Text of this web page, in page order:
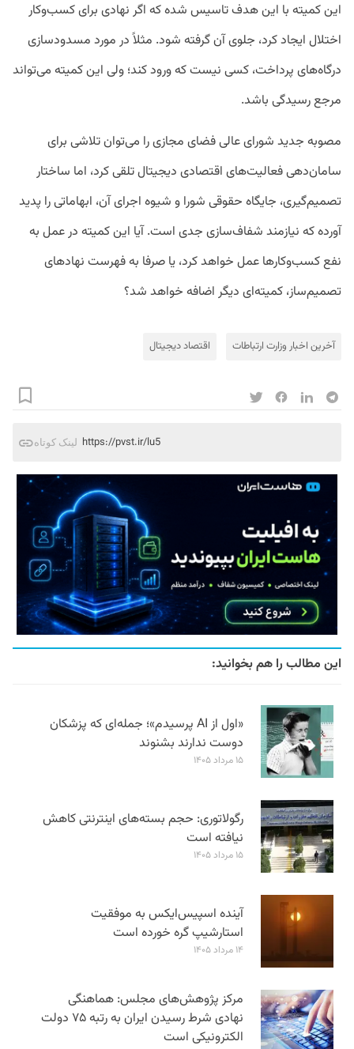
این کمیته با این هدف تاسیس شده که اگر نهادی برای کسب‌وکار
اختلال ایجاد کرد، جلوی آن گرفته شود. مثلاً در مورد مسدودسازی
درگاه‌های پرداخت، کسی نیست که ورود کند؛ ولی این کمیته می‌تواند
مرجع رسیدگی باشد.
مصوبه جدید شورای عالی فضای مجازی را می‌توان تلاشی برای
سامان‌دهی فعالیت‌های اقتصادی دیجیتال تلقی کرد، اما ساختار
تصمیم‌گیری، جایگاه حقوقی شورا و شیوه اجرای آن، ابهاماتی را پدید
آورده که نیازمند شفاف‌سازی جدی است. آیا این کمیته در عمل به
نفع کسب‌وکارها عمل خواهد کرد، یا صرفا به فهرست نهادهای
تصمیم‌ساز، کمیته‌ای دیگر اضافه خواهد شد؟
آخرین اخبار وزارت ارتباطات اقتصاد دیجیتال
لینک کوتاه https://pvst.ir/lu5
این مطالب را هم بخوانید:
«اول از AI پرسیدم»؛ جمله‌ای که پزشکان
دوست ندارند بشنوند
۱۵ مرداد ۱۴۰۵
رگولاتوری: حجم بسته‌های اینترنتی کاهش
نیافته است
۱۵ مرداد ۱۴۰۵
آینده اسپیس‌ایکس به موفقیت
استارشیپ گره خورده است
۱۴ مرداد ۱۴۰۵
مرکز پژوهش‌های مجلس: هماهنگی
نهادی شرط رسیدن ایران به رتبه ۷۵ دولت
الکترونیکی است